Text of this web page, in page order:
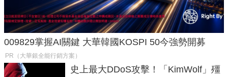
009829掌握AI關鍵 大華韓國KOSPI 50今強勢開募
PR（大華銀全能行銷方案）
史上最大DDoS攻擊！「KimWolf」殭